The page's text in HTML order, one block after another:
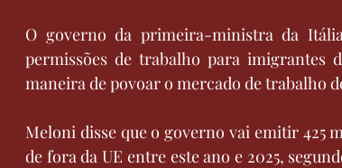
O governo da primeira-ministra da
permissões de trabalho para imigrantes
maneira de povoar o mercado de trabalho
Meloni disse que o governo vai emitir 425
de fora da UE entre este ano e 2025,